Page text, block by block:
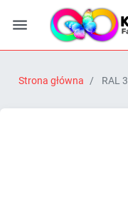

Strona główna RAL